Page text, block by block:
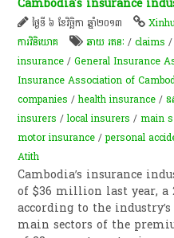
ថ្ងៃទី ៦ ខែវិច្ឆិកា ឆ្នាំ២០១៣
ការវិនិយោគ
ឆាយ រតនៈ /claims /
insurance /General Insurance
Insurance Association of
companies /health insurance /ឧ
insurers /local insurers /main
motor insurance /personal
Atith
Cambodia’s insurance
of $36 million last year, a
according to the
main sectors of the